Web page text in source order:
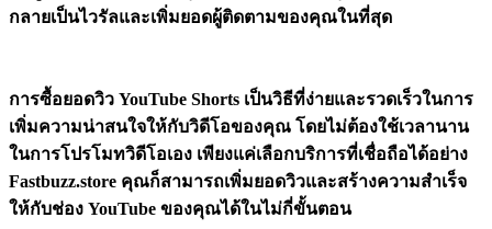
กลายเป็นไวรัลและเพิ่มยอดผู้ติดตามของคุณในที่สุด
การซื้อยอดวิว YouTube Shorts เป็นวิธีที่ง่ายและรวดเร็วในการ
เพิ่มความน่าสนใจให้กับวิดีโอของคุณ โดยไม่ต้องใช้เวลานาน
ในการโปรโมทวิดีโอเอง เพียงแค่เลือกบริการที่เชื่อถือได้อย่าง
Fastbuzz.store คุณก็สามารถเพิ่มยอดวิวและสร้างความสำเร็จ
ให้กับช่อง YouTube ของคุณได้ในไม่กี่ขั้นตอน